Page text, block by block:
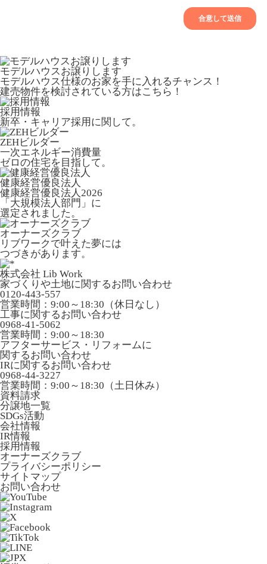
モデルハウスお譲りします
モデルハウス仕様のお家を手に入れるチャンス！
建売物件を検討されている方はこちら！
採用情報
新卒・キャリア採用に関して。
ZEHビルダー
一次エネルギー消費量
ゼロの住宅を目指して。
健康経営優良法人
健康経営優良法人2026
「大規模法人部門」に
選定されました。
オーナーズクラブ
リブワークで叶えた夢には
つづきがあります。
株式会社 Lib Work
家づくりや土地に関するお問い合わせ
0120-443-557
営業時間：9:00～18:30（休日なし）
工事に関するお問い合わせ
0968-41-5062
営業時間：9:00～18:30
アフターサービス・リフォームに
関するお問い合わせ
IRに関するお問い合わせ
0968-44-3227
営業時間：9:00～18:30（土日休み）
資料請求
分譲地一覧
SDGs活動
会社情報
IR情報
採用情報
オーナーズクラブ
プライバシーポリシー
サイトマップ
お問い合わせ